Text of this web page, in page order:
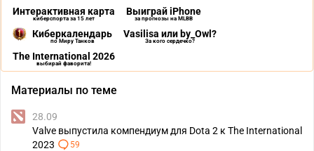
Интерактивная карта
киберспорта за 15 лет
Выиграй iPhone
за прогнозы на MLBB
Киберкалендарь
по Миру Танков
Vasilisa или by_Owl?
За кого сердечко?
The International 2026
выбирай фаворита!
Материалы по теме
28.09
Valve выпустила компендиум для Dota 2 к The International
2023
59